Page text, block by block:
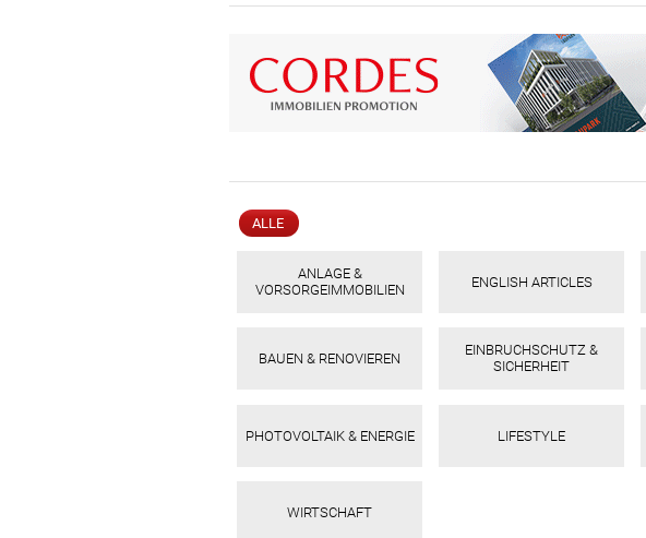
ALLE
ANLAGE &
VORSORGEIMMOBILIEN
ENGLISH ARTICLES
BAUEN & RENOVIEREN
EINBRUCHSCHUTZ &
SICHERHEIT
PHOTOVOLTAIK & ENERGIE LIFESTYLE
WIRTSCHAFT